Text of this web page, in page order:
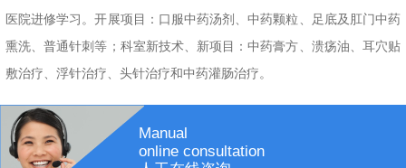
医院进修学习。开展项目：口服中药汤剂、中药颗粒、足底及肛门中药
熏洗、普通针刺等；科室新技术、新项目：中药膏方、溃疡油、耳穴贴
敷治疗、浮针治疗、头针治疗和中药灌肠治疗。
Manual
online consultation